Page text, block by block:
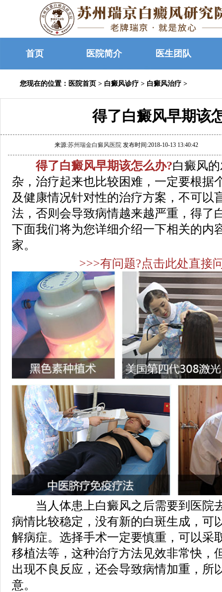
首页 医院简介 医生团队
您现在的位置： 医院首页 > 白癜风诊疗 > 白癜风治疗 >
得了白癜风早期该
来源:苏州瑞金白癜风医院 发布时间:2018-10-13 13:40:42
得了白癜风早期该怎么办?白癜风
杂，治疗起来也比较困难，一定要根据
及健康情况针对性的治疗方案，不可以
法，否则会导致病情越来越严重，得了
下面我们将为您详细介绍一下相关的内
家。
>>>有问题?点击此处直接
当人体患上白癜风之后需要到医院
病情比较稳定，没有新的白斑生成，可
解病症。选择手术一定要慎重，可以采
移植法等，这种治疗方法见效非常快，
出现不良反应，还会导致病情加重，所
意。